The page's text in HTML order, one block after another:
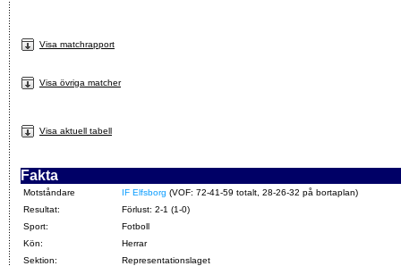
Visa matchrapport
Visa övriga matcher
Visa aktuell tabell
Fakta
Motståndare IF Elfsborg (VOF: 72-41-59 totalt, 28-26-32 på bortaplan)
Resultat:
Förlust: 2-1 (1-0)
Sport:
Fotboll
Kön:
Herrar
Sektion:
Representationslaget